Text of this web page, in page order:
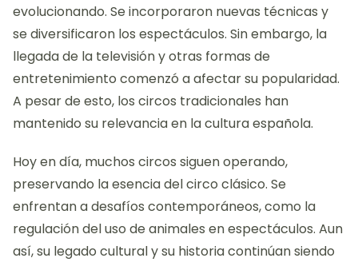
evolucionando. Se incorporaron nuevas técnicas y
se diversificaron los espectáculos. Sin embargo, la
llegada de la televisión y otras formas de
entretenimiento comenzó a afectar su popularidad.
A pesar de esto, los circos tradicionales han
mantenido su relevancia en la cultura española.
Hoy en día, muchos circos siguen operando,
preservando la esencia del circo clásico. Se
enfrentan a desafíos contemporáneos, como la
regulación del uso de animales en espectáculos. Aun
así, su legado cultural y su historia continúan siendo